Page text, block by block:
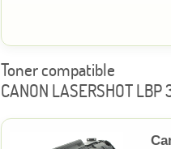
Toner compatible
CANON LASERSHOT LBP